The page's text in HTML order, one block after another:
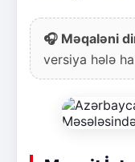
🎧 Məqaləni
versiya hələ